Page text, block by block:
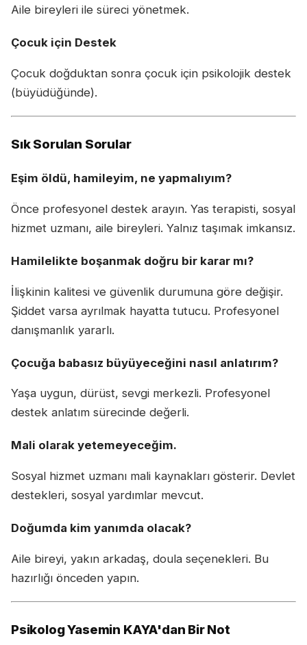
Aile bireyleri ile süreci yönetmek.
Çocuk için Destek
Çocuk doğduktan sonra çocuk için psikolojik destek
(büyüdüğünde).
Sık Sorulan Sorular
Eşim öldü, hamileyim, ne yapmalıyım?
Önce profesyonel destek arayın. Yas terapisti, sosyal
hizmet uzmanı, aile bireyleri. Yalnız taşımak imkansız.
Hamilelikte boşanmak doğru bir karar mı?
İlişkinin kalitesi ve güvenlik durumuna göre değişir.
Şiddet varsa ayrılmak hayatta tutucu. Profesyonel
danışmanlık yararlı.
Çocuğa babasız büyüyeceğini nasıl anlatırım?
Yaşa uygun, dürüst, sevgi merkezli. Profesyonel
destek anlatım sürecinde değerli.
Mali olarak yetemeyeceğim.
Sosyal hizmet uzmanı mali kaynakları gösterir. Devlet
destekleri, sosyal yardımlar mevcut.
Doğumda kim yanımda olacak?
Aile bireyi, yakın arkadaş, doula seçenekleri. Bu
hazırlığı önceden yapın.
Psikolog Yasemin KAYA'dan Bir Not